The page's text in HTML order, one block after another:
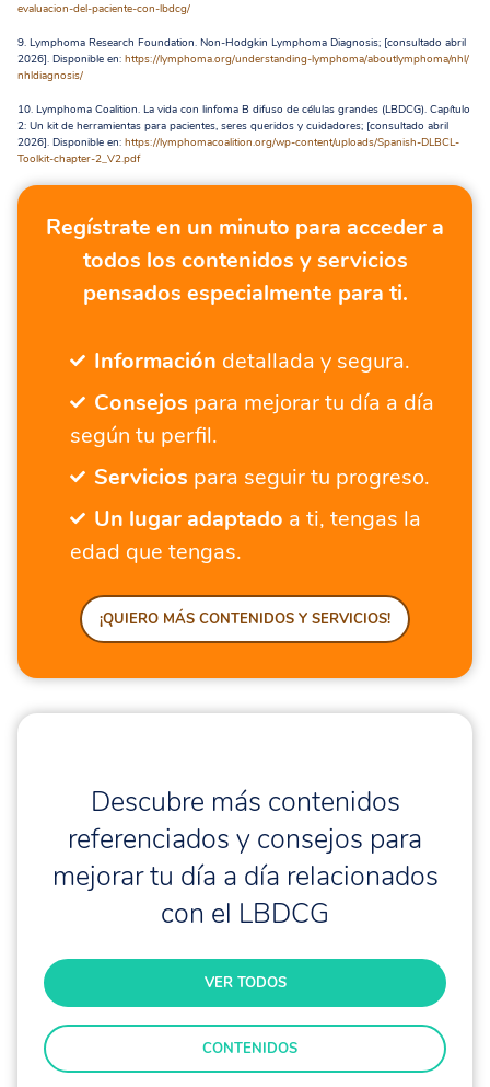
evaluacion-del-paciente-con-lbdcg/
9. Lymphoma Research Foundation. Non-Hodgkin Lymphoma Diagnosis; [consultado abril
2026]. Disponible en: https://lymphoma.org/understanding-lymphoma/aboutlymphoma/nhl/
nhldiagnosis/
10. Lymphoma Coalition. La vida con linfoma B difuso de células grandes (LBDCG). Capítulo
2: Un kit de herramientas para pacientes, seres queridos y cuidadores; [consultado abril
2026]. Disponible en: https://lymphomacoalition.org/wp-content/uploads/Spanish-DLBCL-
Toolkit-chapter-2_V2.pdf
Regístrate en un minuto para acceder a
todos los contenidos y servicios
pensados especialmente para ti.
Información detallada y segura.
Consejos para mejorar tu día a día
según tu perfil.
Servicios para seguir tu progreso.
Un lugar adaptado a ti, tengas la
edad que tengas.
¡QUIERO MÁS CONTENIDOS Y SERVICIOS!
Descubre más contenidos
referenciados y consejos para
mejorar tu día a día relacionados
con el LBDCG
VER TODOS
CONTENIDOS